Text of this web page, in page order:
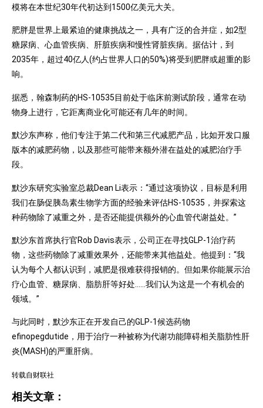
模将在本世纪30年代初达到1500亿美元大关。
肥胖是世界上最紧迫的健康挑战之一，具有广泛的合并症，如2型
糖尿病、心血管疾病、肝脏疾病和慢性肾脏疾病。据估计，到
2035年，超过40亿人(约占世界人口的50%)将受到肥胖或超重的影
响。
据悉，翰森制药的HS-10535目前处于临床前测试阶段，通常在动
物身上进行，它距离商业化可能还有几年的时间。
默沙东声称，他们专注于第二代和第三代减肥产品，比如开发口服
版本的减肥药物，以及那些可能带来额外潜在益处的减肥治疗手
段。
默沙东研究实验室总裁Dean Li表示：“通过这项协议，目标是利用
我们在肠促胰岛素生物学方面的经验来评估HS-10535，并探索这
种药物除了减重之外，是否还能提供额外的心血管代谢益处。”
默沙东首席执行官Rob Davis表示，公司正在寻找GLP-1治疗药
物，这些药物除了减重效果外，还能带来其他益处。他提到：“我
认为每个人都认识到，减肥是很难获得报销的。但如果你能展示治
疗心血管、糖尿病、脂肪肝等好处……我们认为这是一个有机会的
领域。”
与此同时，默沙东正在开发自己的GLP-1候选药物
efinopegdutide，用于治疗一种被称为代谢功能障碍相关脂肪性肝
炎(MASH)的严重肝病。
转载自 财联社
相关文章：